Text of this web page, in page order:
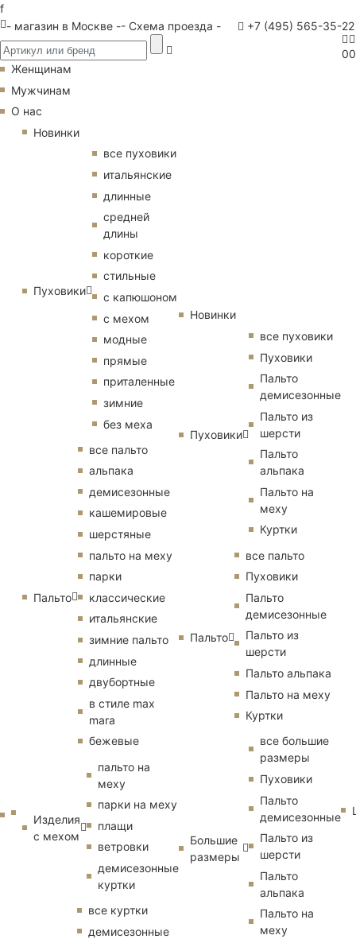
f
- магазин в Москве -- Схема проезда - +7 (495) 565-35-22
00
Женщинам
Мужчинам
О нас
Новинки
Пуховики
все пуховики
итальянские
длинные
средней
длины
короткие
стильные
с капюшоном
с мехом
модные
прямые
приталенные
зимние
без меха
Пальто
все пальто
альпака
демисезонные
кашемировые
шерстяные
пальто на меху
парки
классические
итальянские
зимние пальто
длинные
двубортные
в стиле max
mara
бежевые
Изделия
с мехом
пальто на
меху
парки на меху
плащи
ветровки
демисезонные
куртки
все куртки
демисезонные
Новинки
Пуховики
все пуховики
Пуховики
Пальто
демисезонные
Пальто из
шерсти
Пальто
альпака
Пальто на
меху
Куртки
Пальто
все пальто
Пуховики
Пальто
демисезонные
Пальто из
шерсти
Пальто альпака
Пальто на меху
Куртки
Большие
размеры
все большие
размеры
Пуховики
Пальто
демисезонные
Пальто из
шерсти
Пальто
альпака
Пальто на
меху